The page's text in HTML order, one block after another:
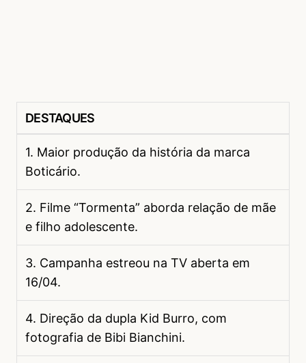
DESTAQUES
1. Maior produção da história da marca
Boticário.
2. Filme “Tormenta” aborda relação de mãe
e filho adolescente.
3. Campanha estreou na TV aberta em
16/04.
4. Direção da dupla Kid Burro, com
fotografia de Bibi Bianchini.